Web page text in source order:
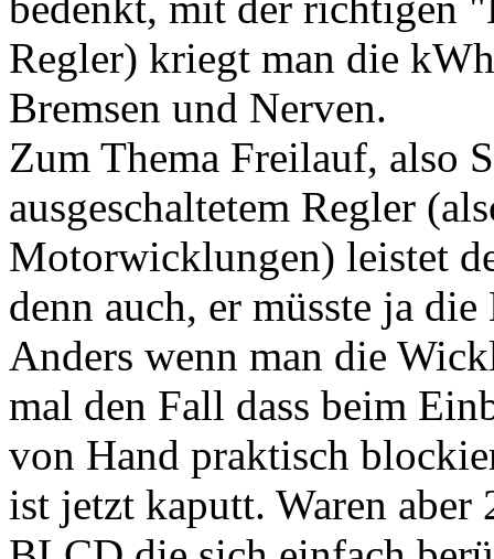
Regler) kriegt man die
Bremsen und Nerven.
Zum Thema Freilauf, also
ausgeschaltetem Regler
Motorwicklungen) leistet
denn auch, er müsste ja
Anders wenn man die
mal den Fall dass beim
von Hand praktisch
ist jetzt kaputt. Waren aber